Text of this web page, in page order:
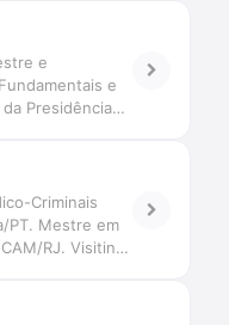
e
e
Presidência
Criminais
PT. Mestre em
RJ. Visiting
Criminais da